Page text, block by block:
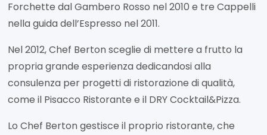
Forchette dal Gambero Rosso nel 2010 e tre Cappelli
nella guida dell’Espresso nel 2011.
Nel 2012, Chef Berton sceglie di mettere a frutto la
propria grande esperienza dedicandosi alla
consulenza per progetti di ristorazione di qualità,
come il Pisacco Ristorante e il DRY Cocktail&Pizza.
Lo Chef Berton gestisce il proprio ristorante, che